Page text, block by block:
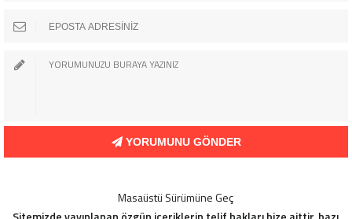
YORUMUNU GÖNDER
Masaüstü Sürümüne Geç